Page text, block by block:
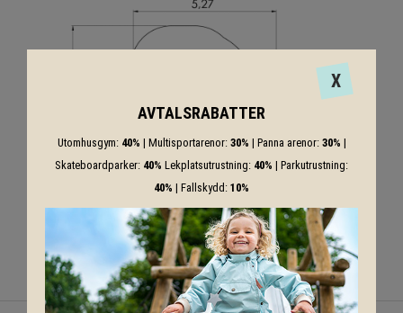
X
AVTALSRABATTER
Utomhusgym: 40% | Multisportarenor: 30% | Panna arenor: 30% |
Skateboardparker: 40% Lekplatsutrustning: 40% | Parkutrustning:
40% | Fallskydd: 10%